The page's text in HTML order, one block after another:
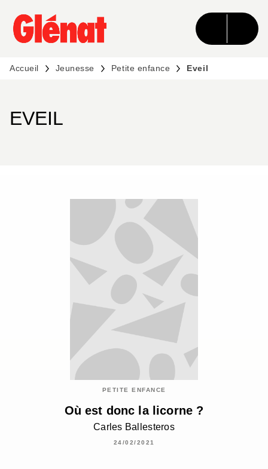
MENU RECHERCHE CONTENU
PIED DE PAGE
Accueil Jeunesse Petite enfance Eveil
EVEIL
PETITE ENFANCE
Où est donc la licorne ?
Carles Ballesteros
24/02/2021